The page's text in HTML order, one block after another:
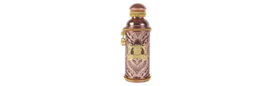
ADD TO CART